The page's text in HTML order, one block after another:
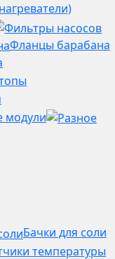
Фланцы барабана
модули
Бачки для соли